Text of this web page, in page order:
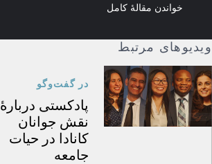
خواندن مقالهٔ کامل
ویدیوهای مرتبط
در گفت‌وگو
پادکستی دربارۀ
نقش جوانان
کانادا در حیات
جامعه